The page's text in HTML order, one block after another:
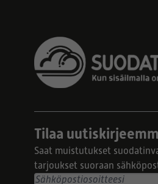
Tilaa
Saat muistutukset
tarjoukset suoraan